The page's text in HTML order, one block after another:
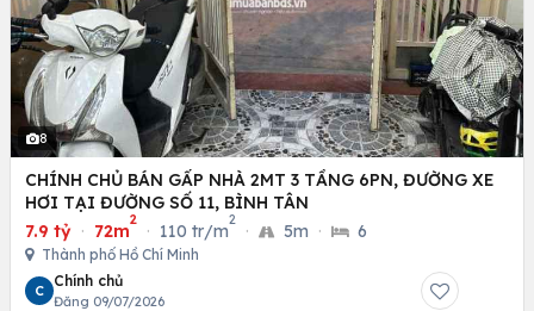
8
CHÍNH CHỦ BÁN GẤP NHÀ 2MT 3 TẦNG 6PN, ĐƯỜNG XE
HƠI TẠI ĐƯỜNG SỐ 11, BÌNH TÂN
7.9 tỷ · 72m
2
· 110 tr/m
2
· 5m · 6
Thành phố Hồ Chí Minh
C
Chính chủ
Đăng 09/07/2026